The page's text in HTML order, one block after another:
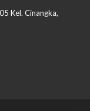
Kel. Cinangka,